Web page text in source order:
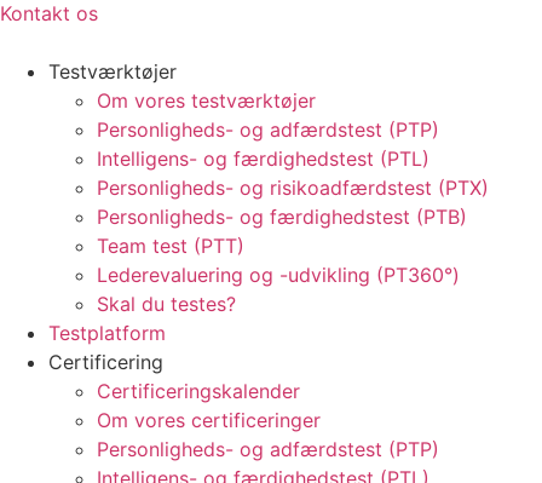
Kontakt os
Testværktøjer
Om vores testværktøjer
Personligheds- og adfærdstest (PTP)
Intelligens- og færdighedstest (PTL)
Personligheds- og risikoadfærdstest (PTX)
Personligheds- og færdighedstest (PTB)
Team test (PTT)
Lederevaluering og -udvikling (PT360°)
Skal du testes?
Testplatform
Certificering
Certificeringskalender
Om vores certificeringer
Personligheds- og adfærdstest (PTP)
Intelligens- og færdighedstest (PTL)